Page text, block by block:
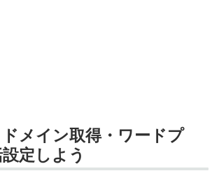
メイン取得・ワードプ
定しよう